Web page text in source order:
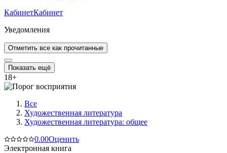
КабинетКабинет
Уведомления
Отметить все как прочитанные
Показать ещё
18+
Все
Художественная литература
Художественная литература: общее
0.00Оценить
Электронная книга